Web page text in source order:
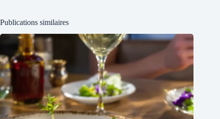
Publications similaires